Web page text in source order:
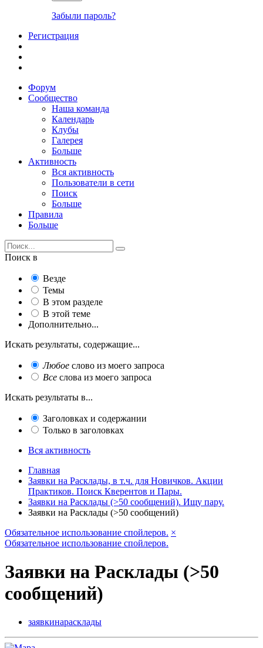
Забыли пароль?
Регистрация
Форум
Сообщество
Наша команда
Календарь
Клубы
Галерея
Больше
Активность
Вся активность
Пользователи в сети
Поиск
Больше
Правила
Больше
Поиск в
Везде
Темы
В этом разделе
В этой теме
Дополнительно...
Искать результаты, содержащие...
Любое слово из моего запроса
Все слова из моего запроса
Искать результаты в...
Заголовках и содержании
Только в заголовках
Вся активность
Главная
Заявки на Расклады, в т.ч. для Новичков. Акции
Практиков. Поиск Кверентов и Пары.
Заявки на Расклады (>50 сообщений). Ищу пару.
Заявки на Расклады (>50 сообщений)
Обязательное использование спойлеров. ×
Обязательное использование спойлеров.
Заявки на Расклады (>50
сообщений)
заявкинарасклады